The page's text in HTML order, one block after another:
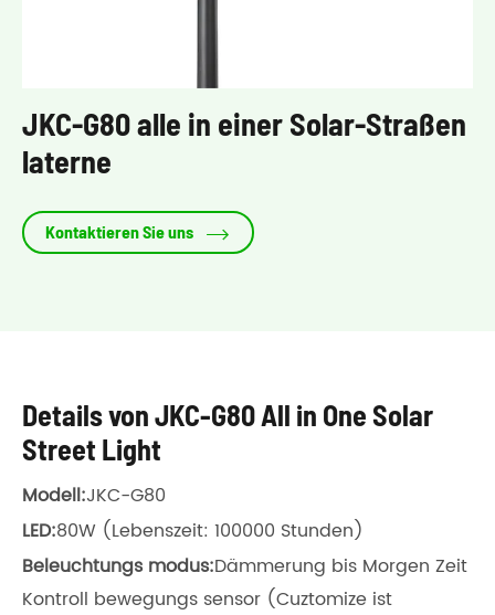
JKC-G80 alle in einer Solar-Straßen
laterne
Kontaktieren Sie uns 
Details von JKC-G80 All in One Solar
Street Light
Modell:JKC-G80
LED:80W (Lebenszeit: 100000 Stunden)
Beleuchtungs modus:Dämmerung bis Morgen Zeit
Kontroll bewegungs sensor (Cuztomize ist